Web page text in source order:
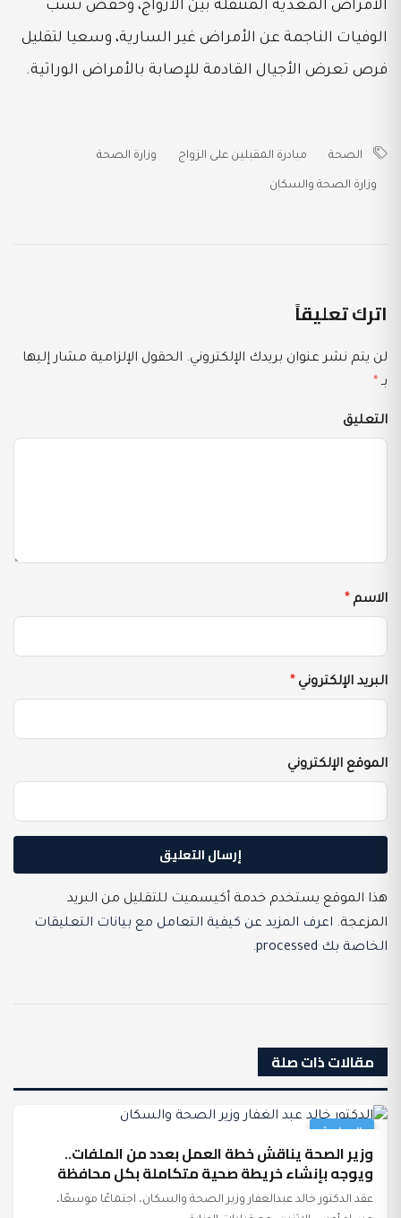
الأمراض المعدية المنتقلة بين الأزواج، وخفض نسب
الوفيات الناجمة عن الأمراض غير السارية، وسعيا لتقليل
فرص تعرض الأجيال القادمة للإصابة بالأمراض الوراثية.
الصحة مبادرة المقبلين على الزواج وزارة الصحة
وزارة الصحة والسكان
اترك تعليقاً
لن يتم نشر عنوان بريدك الإلكتروني. الحقول الإلزامية مشار إليها
بـ *
التعليق
الاسم *
البريد الإلكتروني *
الموقع الإلكتروني
هذا الموقع يستخدم خدمة أكيسميت للتقليل من البريد
المزعجة. اعرف المزيد عن كيفية التعامل مع بيانات التعليقات
الخاصة بك processed
.
مقالات ذات صلة
السياسة
وزير الصحة يناقش خطة العمل بعدد من الملفات..
ويوجه بإنشاء خريطة صحية متكاملة بكل محافظة
عقد الدكتور خالد عبدالغفار وزير الصحة والسكان، اجتماعًا موسعًا،